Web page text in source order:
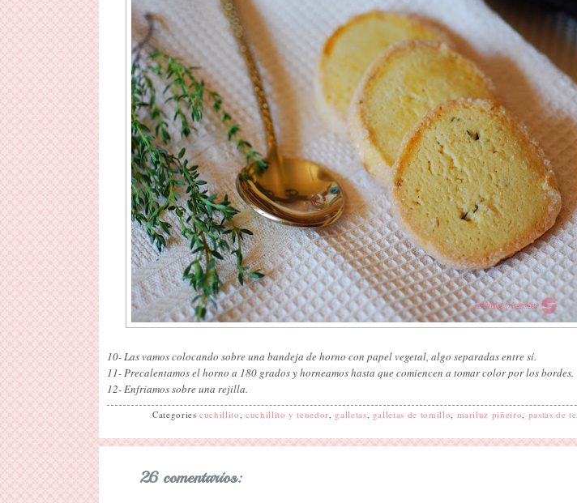
10- Las vamos colocando sobre una bandeja de horno con papel vegetal, algo separadas entre sí.
11- Precalentamos el horno a 180 grados y horneamos hasta que comiencen a tomar color por los bordes.
12- Enfriamos sobre una rejilla.
Categoriescuchillito cuchillito y tenedor galletas galletas de tomillo mariluz piñeiro pastas de te
26 comentarios: